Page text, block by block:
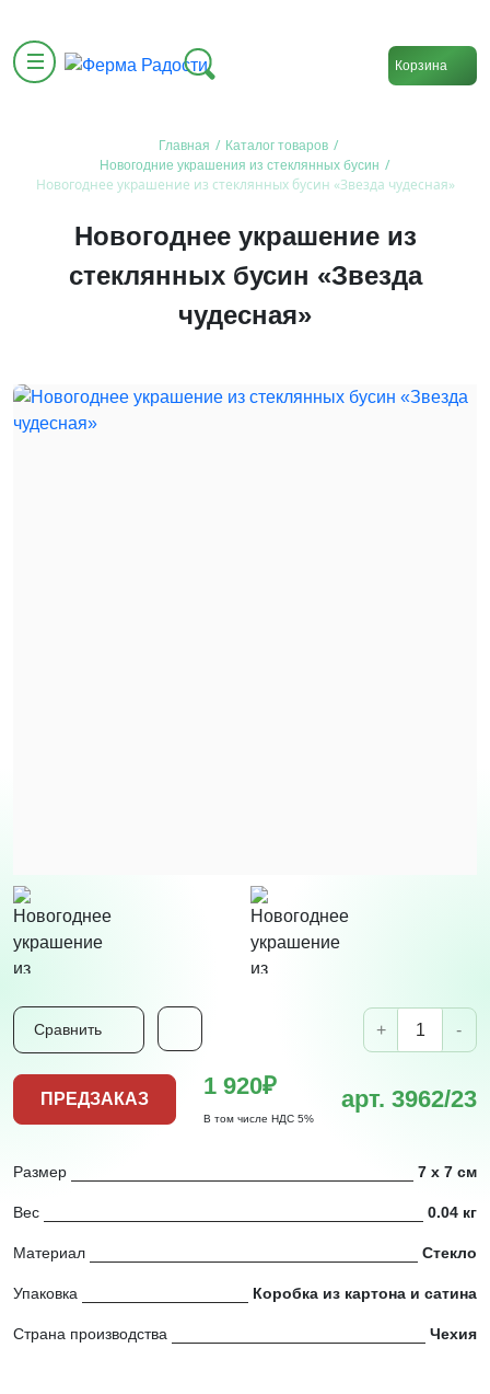
Корзина
Главная / Каталог товаров /
Новогодние украшения из стеклянных бусин /
Новогоднее украшение из стеклянных бусин «Звезда чудесная»
Новогоднее украшение из
стеклянных бусин «Звезда
чудесная»
Сравнить + -
ПРЕДЗАКАЗ 1 920₽
В том числе НДС 5%
арт. 3962/23
Размер 7 x 7 см
Вес 0.04 кг
Материал Стекло
Упаковка Коробка из картона и сатина
Страна производства Чехия